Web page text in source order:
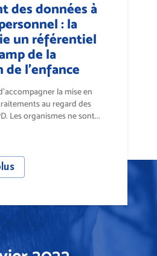
des données à
: la
un référentiel
de la
de l'enfance
la mise en
au regard des
Les organismes ne sont...